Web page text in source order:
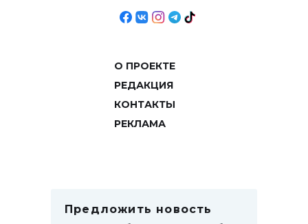
О ПРОЕКТЕ
РЕДАКЦИЯ
КОНТАКТЫ
РЕКЛАМА
Предложить новость